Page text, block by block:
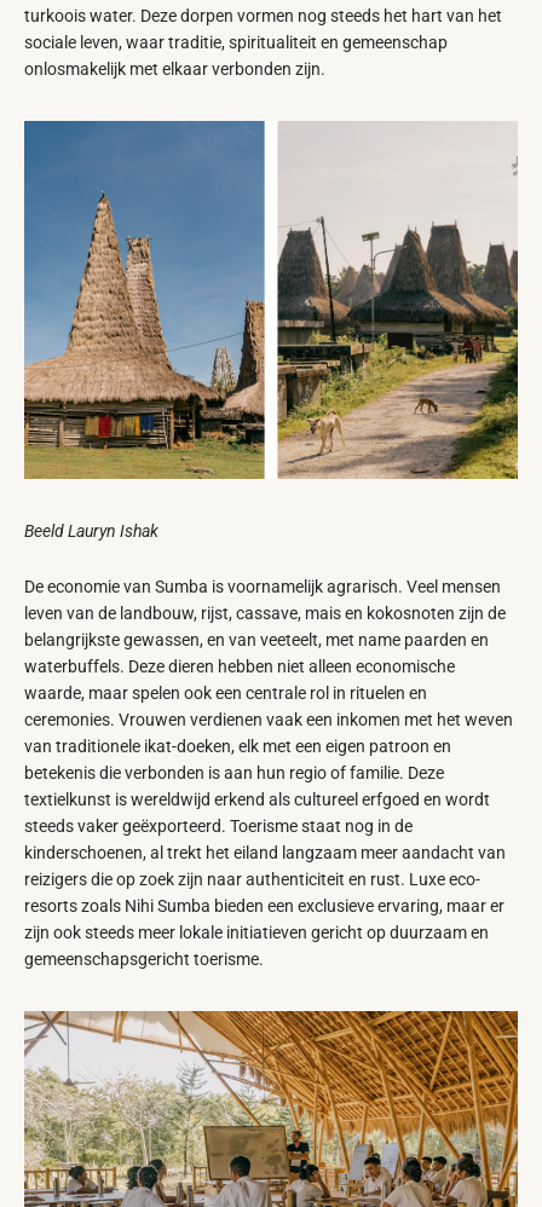
turkoois water. Deze dorpen vormen nog steeds het hart van het
sociale leven, waar traditie, spiritualiteit en gemeenschap
onlosmakelijk met elkaar verbonden zijn.
Beeld Lauryn Ishak
De economie van Sumba is voornamelijk agrarisch. Veel mensen
leven van de landbouw, rijst, cassave, mais en kokosnoten zijn de
belangrijkste gewassen, en van veeteelt, met name paarden en
waterbuffels. Deze dieren hebben niet alleen economische
waarde, maar spelen ook een centrale rol in rituelen en
ceremonies. Vrouwen verdienen vaak een inkomen met het weven
van traditionele ikat-doeken, elk met een eigen patroon en
betekenis die verbonden is aan hun regio of familie. Deze
textielkunst is wereldwijd erkend als cultureel erfgoed en wordt
steeds vaker geëxporteerd. Toerisme staat nog in de
kinderschoenen, al trekt het eiland langzaam meer aandacht van
reizigers die op zoek zijn naar authenticiteit en rust. Luxe eco-
resorts zoals Nihi Sumba bieden een exclusieve ervaring, maar er
zijn ook steeds meer lokale initiatieven gericht op duurzaam en
gemeenschapsgericht toerisme.